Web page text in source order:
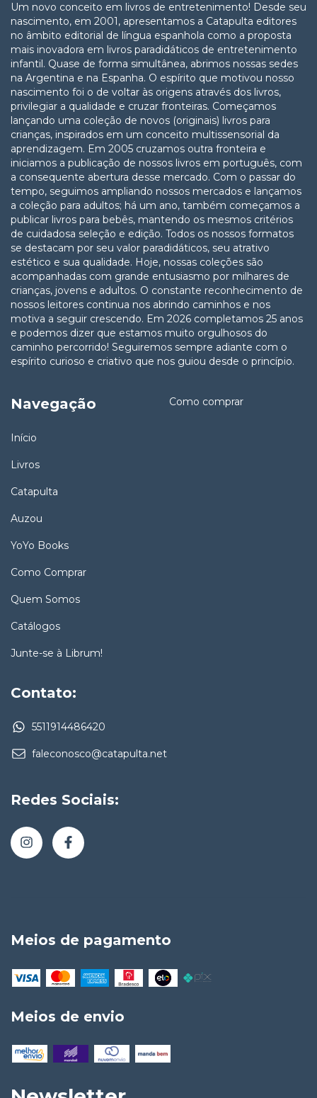
Um novo conceito em livros de entretenimento! Desde seu
nascimento, em 2001, apresentamos a Catapulta editores
no âmbito editorial de língua espanhola como a proposta
mais inovadora em livros paradidáticos de entretenimento
infantil. Quase de forma simultânea, abrimos nossas sedes
na Argentina e na Espanha. O espírito que motivou nosso
nascimento foi o de voltar às origens através dos livros,
privilegiar a qualidade e cruzar fronteiras. Começamos
lançando uma coleção de novos (originais) livros para
crianças, inspirados em um conceito multissensorial da
aprendizagem. Em 2005 cruzamos outra fronteira e
iniciamos a publicação de nossos livros em português, com
a consequente abertura desse mercado. Com o passar do
tempo, seguimos ampliando nossos mercados e lançamos
a coleção para adultos; há um ano, também começamos a
publicar livros para bebês, mantendo os mesmos critérios
de cuidadosa seleção e edição. Todos os nossos formatos
se destacam por seu valor paradidáticos, seu atrativo
estético e sua qualidade. Hoje, nossas coleções são
acompanhadas com grande entusiasmo por milhares de
crianças, jovens e adultos. O constante reconhecimento de
nossos leitores continua nos abrindo caminhos e nos
motiva a seguir crescendo. Em 2026 completamos 25 anos
e podemos dizer que estamos muito orgulhosos do
caminho percorrido! Seguiremos sempre adiante com o
espírito curioso e criativo que nos guiou desde o princípio.
Navegação
Início
Livros
Catapulta
Auzou
YoYo Books
Como Comprar
Quem Somos
Catálogos
Junte-se à Librum!
Como comprar
Contato:
5511914486420
faleconosco@catapulta.net
Redes Sociais:
Meios de pagamento
Meios de envio